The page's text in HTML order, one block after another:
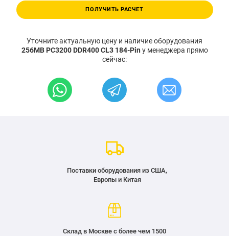
ПОЛУЧИТЬ РАСЧЕТ
Уточните актуальную цену и наличие оборудования
256MB PC3200 DDR400 CL3 184-Pin у менеджера прямо
сейчас:
Поставки оборудования из США,
Европы и Китая
Склад в Москве с более чем 1500